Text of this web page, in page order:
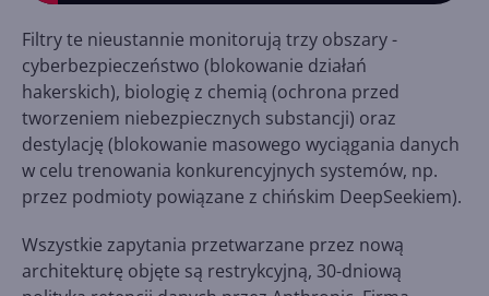
Filtry te nieustannie monitorują trzy obszary -
cyberbezpieczeństwo (blokowanie działań
hakerskich), biologię z chemią (ochrona przed
tworzeniem niebezpiecznych substancji) oraz
destylację (blokowanie masowego wyciągania danych
w celu trenowania konkurencyjnych systemów, np.
przez podmioty powiązane z chińskim DeepSeekiem).
Wszystkie zapytania przetwarzane przez nową
architekturę objęte są restrykcyjną, 30-dniową